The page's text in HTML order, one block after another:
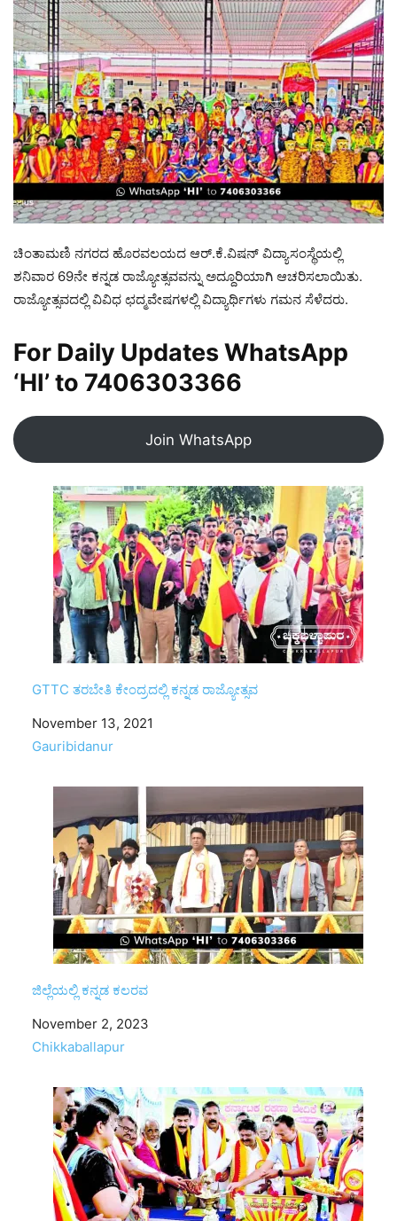
ಚಿಂತಾಮಣಿ ನಗರದ ಹೊರವಲಯದ ಆರ್.ಕೆ.ವಿಷನ್ ವಿದ್ಯಾಸಂಸ್ಥೆಯಲ್ಲಿ
ಶನಿವಾರ 69ನೇ ಕನ್ನಡ ರಾಜ್ಯೋತ್ಸವವನ್ನು ಅದ್ದೂರಿಯಾಗಿ ಆಚರಿಸಲಾಯಿತು.
ರಾಜ್ಯೋತ್ಸವದಲ್ಲಿ ವಿವಿಧ ಛದ್ಮವೇಷಗಳಲ್ಲಿ ವಿದ್ಯಾರ್ಥಿಗಳು ಗಮನ ಸೆಳೆದರು.
For Daily Updates WhatsApp
‘HI’ to 7406303366
Join WhatsApp
GTTC ತರಬೇತಿ ಕೇಂದ್ರದಲ್ಲಿ ಕನ್ನಡ ರಾಜ್ಯೋತ್ಸವ
Date
November 13, 2021
In relation to
Gauribidanur
ಜಿಲ್ಲೆಯಲ್ಲಿ ಕನ್ನಡ ಕಲರವ
Date
November 2, 2023
In relation to
Chikkaballapur